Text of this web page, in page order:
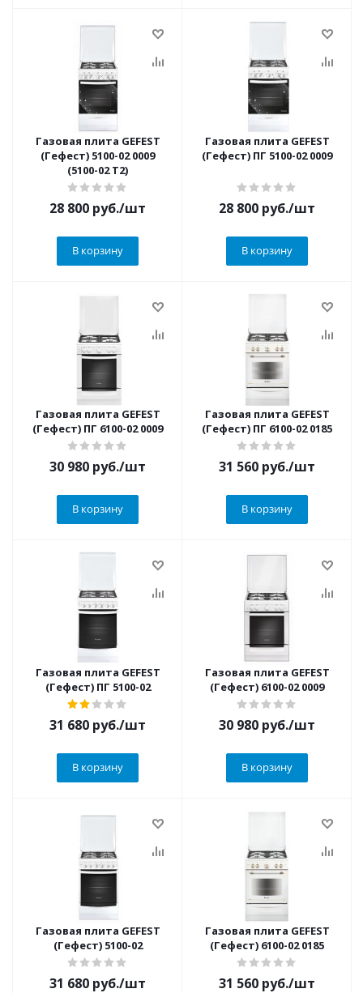
Газовая плита GEFEST
(Гефест) 5100-02 0009
(5100-02 Т2)
28 800 руб./шт
В корзину
Газовая плита GEFEST
(Гефест) ПГ 5100-02 0009
28 800 руб./шт
В корзину
Газовая плита GEFEST
(Гефест) ПГ 6100-02 0009
30 980 руб./шт
В корзину
Газовая плита GEFEST
(Гефест) ПГ 6100-02 0185
31 560 руб./шт
В корзину
Газовая плита GEFEST
(Гефест) ПГ 5100-02
31 680 руб./шт
В корзину
Газовая плита GEFEST
(Гефест) 6100-02 0009
30 980 руб./шт
В корзину
Газовая плита GEFEST
(Гефест) 5100-02
31 680 руб./шт
Газовая плита GEFEST
(Гефест) 6100-02 0185
31 560 руб./шт